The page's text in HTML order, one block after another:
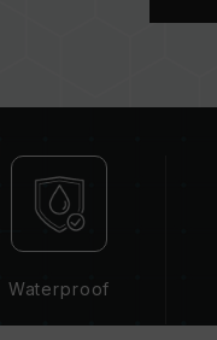
Waterproof